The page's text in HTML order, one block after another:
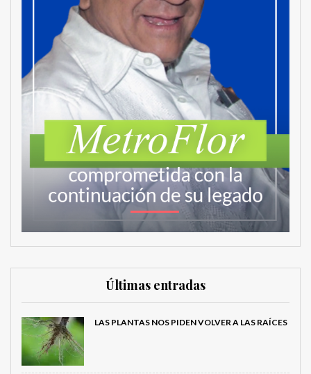
Últimas entradas
LAS PLANTAS NOS PIDEN VOLVER A LAS RAÍCES